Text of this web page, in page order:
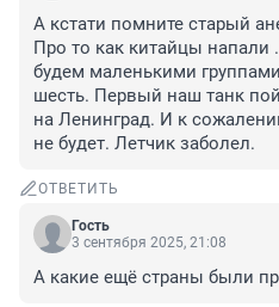
А кстати помните старый
Про то как китайцы напали .
будем маленькими
шесть. Первый наш танк
на Ленинград. И к
не будет. Летчик заболел.
ОТВЕТИТЬ
Гость
3 сентября 2025, 21:08
А какие ещё страны были